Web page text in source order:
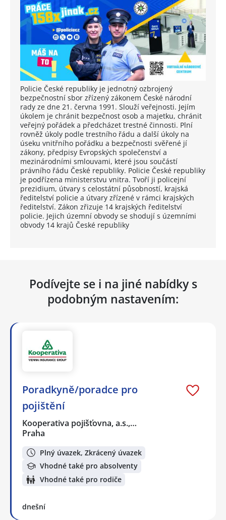
Policie České republiky je jednotný ozbrojený
bezpečnostní sbor zřízený zákonem České národní
rady ze dne 21. června 1991. Slouží veřejnosti. Jejím
úkolem je chránit bezpečnost osob a majetku, chránit
veřejný pořádek a předcházet trestné činnosti. Plní
rovněž úkoly podle trestního řádu a další úkoly na
úseku vnitřního pořádku a bezpečnosti svěřené jí
zákony, předpisy Evropských společenství a
mezinárodními smlouvami, které jsou součástí
právního řádu České republiky. Policie České republiky
je podřízena ministerstvu vnitra. Tvoří ji policejní
prezidium, útvary s celostátní působností, krajská
ředitelství policie a útvary zřízené v rámci krajských
ředitelství. Zákon zřizuje 14 krajských ředitelství
policie. Jejich územní obvody se shodují s územními
obvody 14 krajů České republiky
Podívejte se i na jiné nabídky s
podobným nastavením:
Poradkyně/poradce pro
pojištění
Kooperativa pojišťovna, a.s.,…
Praha
Plný úvazek, Zkrácený úvazek
Vhodné také pro absolventy
Vhodné také pro rodiče
dnešní